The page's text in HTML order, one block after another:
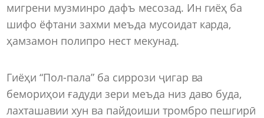
мигрени музминро дафъ месозад. Ин гиёҳ ба
шифо ёфтани захми меъда мусоидат карда,
ҳамзамон полипро нест мекунад.
Гиёҳи “Пол-пала” ба сиррози ҷигар ва
бемориҳои ғадуди зери меъда низ даво буда,
лахташавии хун ва пайдоиши тромбро пешгирӣ